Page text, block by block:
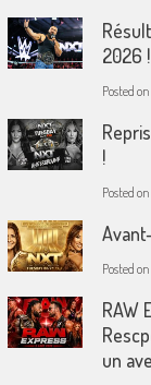
2026 !
Posted on
!
Posted on
Posted on
RAW
un